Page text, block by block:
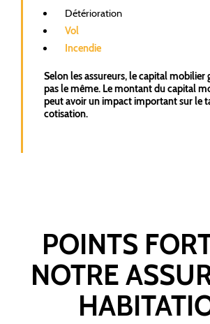
Détérioration
Vol
Incendie
Selon les assureurs, le capital mobilier
pas le même. Le montant du capital
peut avoir un impact important sur le
cotisation.
POINTS
NOTRE